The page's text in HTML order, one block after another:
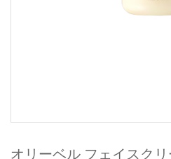
オリーベル フェイスク